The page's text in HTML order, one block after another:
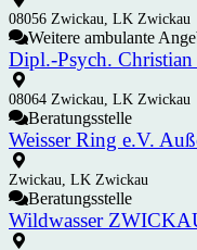
08056 Zwickau, LK Zwickau
Weitere ambulante
Dipl.-Psych. Christian
08064 Zwickau, LK Zwickau
Beratungsstelle
Weisser Ring e.V.
Zwickau, LK Zwickau
Beratungsstelle
Wildwasser